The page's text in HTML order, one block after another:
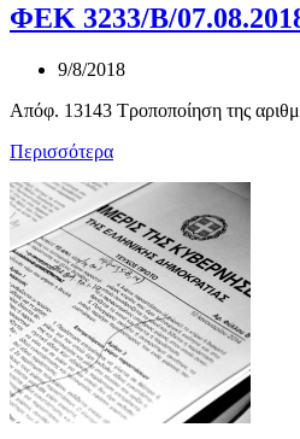
ΦΕΚ 3233/Β/
9/8/2018
Απόφ. 13143 Τροποποίηση της
Περισσότερα